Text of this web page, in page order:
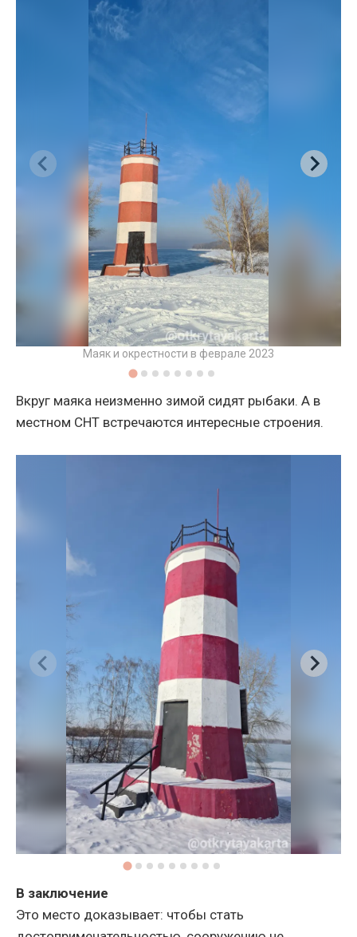
Маяк и окрестности в феврале 2023
Вкруг маяка неизменно зимой сидят рыбаки. А в
местном СНТ встречаются интересные строения.
В заключение
Это место доказывает: чтобы стать